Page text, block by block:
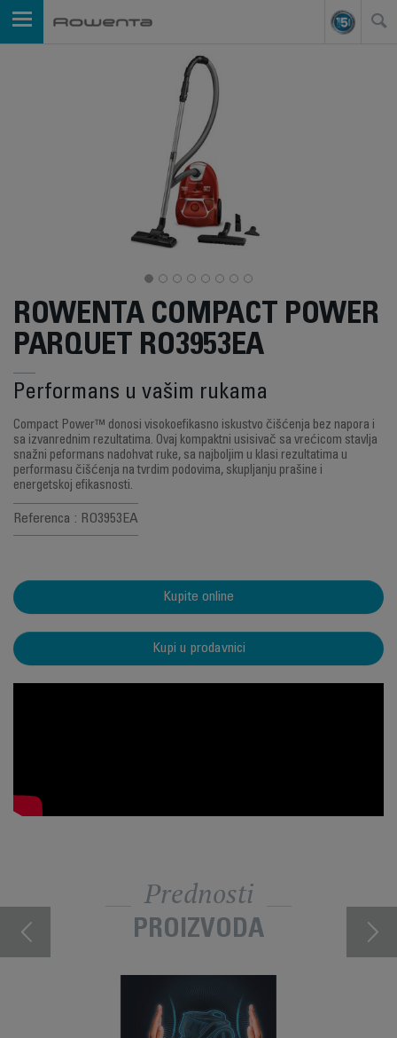
ROWENTA COMPACT POWER
PARQUET RO3953EA
Performans u vašim rukama
Compact Power™ donosi visokoefikasno iskustvo čišćenja bez napora i
sa izvanrednim rezultatima. Ovaj kompaktni usisivač sa vrećicom stavlja
snažni peformans nadohvat ruke, sa najboljim u klasi rezultatima u
performasu čišćenja na tvrdim podovima, skupljanju prašine i
energetskoj efikasnosti.
Referenca : RO3953EA
Kupite online
Kupi u prodavnici
Prednosti
PROIZVODA